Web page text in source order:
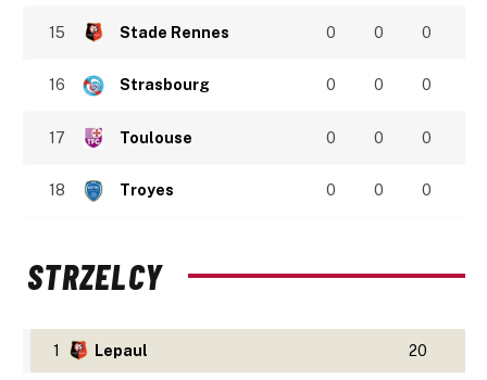
15 Stade Rennes 0 0 0
16 Strasbourg 0 0 0
17 Toulouse 0 0 0
18 Troyes 0 0 0
STRZELCY
1 Lepaul 20